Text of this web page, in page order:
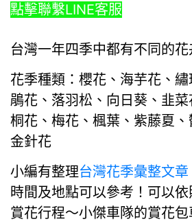
點擊聯繫LINE客服
台灣一年四季中都有不同的花
花季種類：櫻花、海芋花、
鵑花、落羽松、向日葵、韭
桐花、梅花、楓葉、紫藤夏、
金針花
小編有整理台灣花季彙整文章
時間及地點可以參考！可以
賞花行程～小傑車隊的賞花